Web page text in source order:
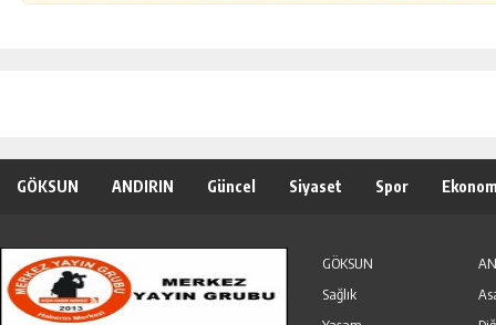
GÖKSUN ANDIRIN Güncel Siyaset Spor
GÖKSUN
Sağlık